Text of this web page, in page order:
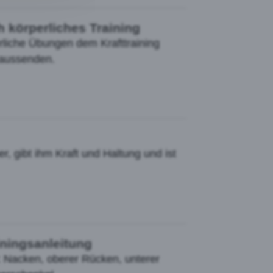
körperliches Training
Übungen dem Krafttraining
gibt ihm Kraft und Haltung und ist
oberer Rücken, unterer